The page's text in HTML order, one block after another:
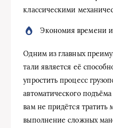
классическими
Экономия времени
Одним из главных
тали является её
упростить процесс
автоматического
вам не придётся
выполнение сложных